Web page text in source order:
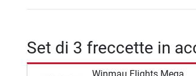
Set di 3 freccette in